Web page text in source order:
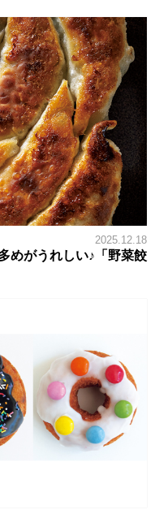
2025.12.18
めがうれしい♪「野菜餃